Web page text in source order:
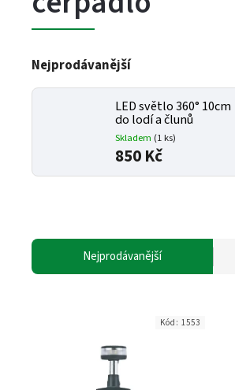
Nejprodávanější
LED světlo 360° 10cm
do lodí a člunů
Skladem (1 ks)
850 Kč
Nejprodávanější
Kód: 1553